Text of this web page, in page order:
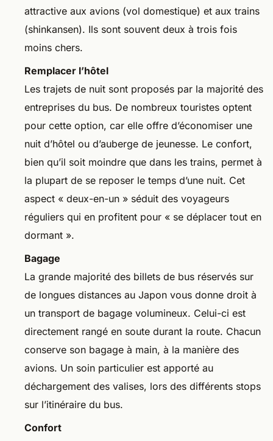
attractive aux avions (vol domestique) et aux trains
(shinkansen). Ils sont souvent deux à trois fois
moins chers.
Remplacer l’hôtel
Les trajets de nuit sont proposés par la majorité des
entreprises du bus. De nombreux touristes optent
pour cette option, car elle offre d’économiser une
nuit d’hôtel ou d’auberge de jeunesse. Le confort,
bien qu’il soit moindre que dans les trains, permet à
la plupart de se reposer le temps d’une nuit. Cet
aspect « deux-en-un » séduit des voyageurs
réguliers qui en profitent pour « se déplacer tout en
dormant ».
Bagage
La grande majorité des billets de bus réservés sur
de longues distances au Japon vous donne droit à
un transport de bagage volumineux. Celui-ci est
directement rangé en soute durant la route. Chacun
conserve son bagage à main, à la manière des
avions. Un soin particulier est apporté au
déchargement des valises, lors des différents stops
sur l’itinéraire du bus.
Confort